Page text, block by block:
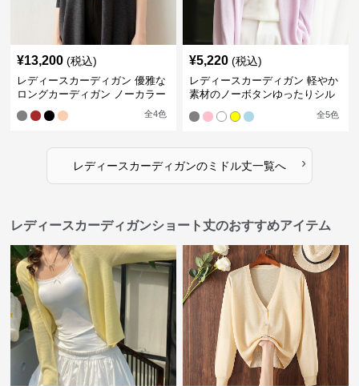
¥13,200 (税込)
レディースカーディガン 優雅な
ロングカーディガン ノーカラー
全4色
¥5,220 (税込)
レディースカーディガン 軽やか
素材のノーボタンゆったりシル
全5色
レディースカーディガンのミドル丈一覧へ ›
レディースカーディガンショート丈のおすすめアイテム